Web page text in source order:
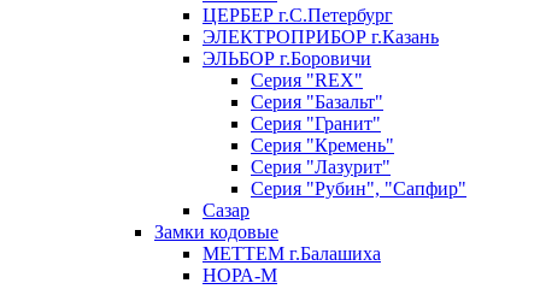
ЦЕРБЕР г.С.Петербург
ЭЛЕКТРОПРИБОР г.Казань
ЭЛЬБОР г.Боровичи
Серия "REX"
Серия "Базальт"
Серия "Гранит"
Серия "Кремень"
Серия "Лазурит"
Серия "Рубин", "Сапфир"
Сазар
Замки кодовые
МЕТТЕМ г.Балашиха
НОРА-М